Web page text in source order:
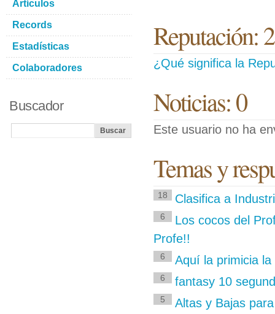
Reputación:
¿Qué significa la
Noticias: 0
Este usuario no ha
Temas y
18 Clasifica a
6
Los cocos del
Profe!!
6 Aquí la primicia
6 fantasy 10
5
Altas y Bajas
Artículos
Records
Estadísticas
Colaboradores
Buscador